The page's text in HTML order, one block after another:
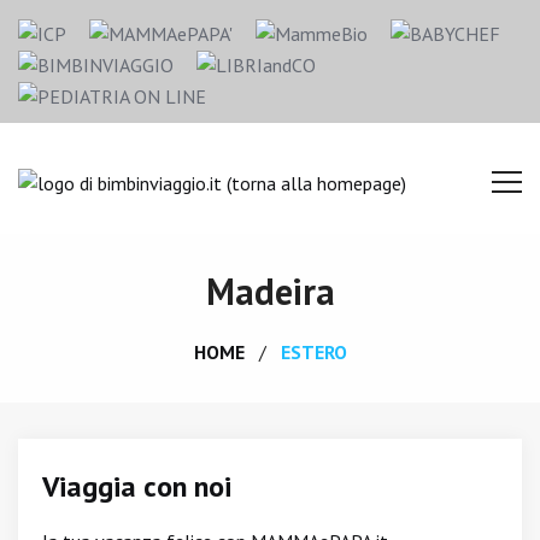
Madeira
HOME ESTERO
Viaggia con noi